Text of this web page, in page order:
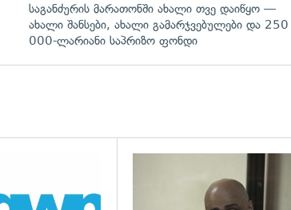
საგანძურის მარათონში ახალი თვე დაიწყო —
ახალი შანსები, ახალი გამარჯვებულები და 250
000-ლარიანი საპრიზო ფონდი